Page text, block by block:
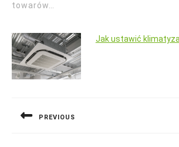
towarów…
Jak ustawić
PREVIOUS